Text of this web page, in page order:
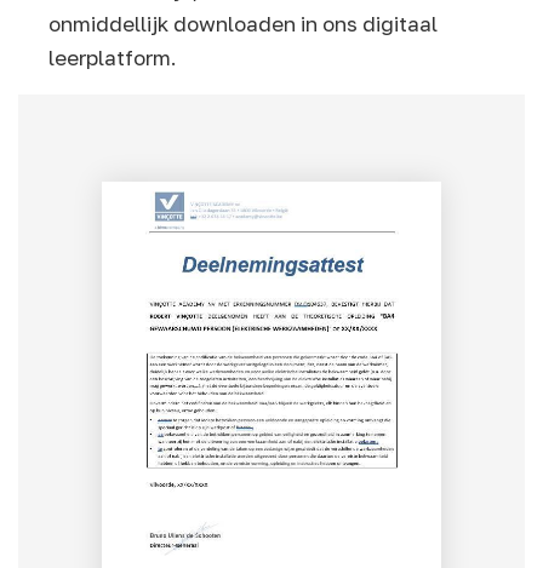
onmiddellijk downloaden in ons digitaal
leerplatform.